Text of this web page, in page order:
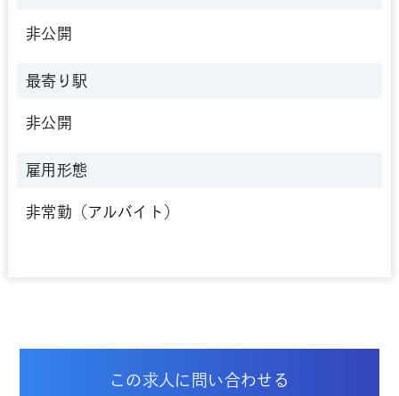
非公開
最寄り駅
非公開
雇用形態
非常勤（アルバイト）
この求人に問い合わせる